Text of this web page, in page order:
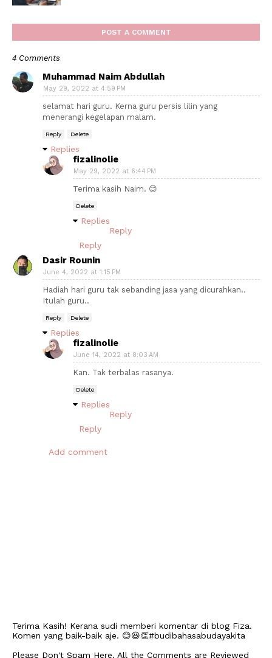
POST A COMMENT
4 Comments
Muhammad Naim Abdullah
May 29, 2022 at 4:59 PM
selamat hari guru. Kerna guru persis lilin yang
menerangi kegelapan malam.
Reply Delete
Replies
fizalinolie
May 29, 2022 at 6:44 PM
Terima kasih Naim. 😊
Delete
Replies
Reply
Reply
Dasir Rounin
June 4, 2022 at 1:15 PM
Hadiah hari guru tak sebanding jasa yang dicurahkan..
Itulah guru..
Reply Delete
Replies
fizalinolie
June 14, 2022 at 8:03 AM
Kan. Tak terbalas rasanya.
Delete
Replies
Reply
Reply
Add comment
Terima Kasih! Kerana sudi memberi komentar di blog Fiza.
Komen yang baik-baik aje. 😊😆👏#budibahasabudayakita
Please Don't Spam Here. All the Comments are Reviewed